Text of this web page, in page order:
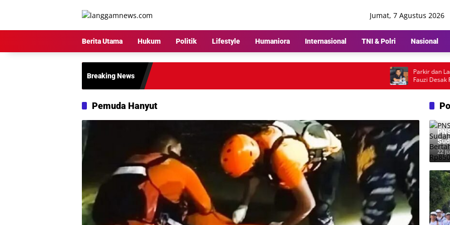
Jumat, 7 Agustus 2026
Berita Utama Hukum Politik Lifestyle Humaniora Internasional TNI & Polri Nasional
Breaking News
Parkir dan Lampu
Fauzi Desak
Pembenahan
Pemuda Hanyut
22